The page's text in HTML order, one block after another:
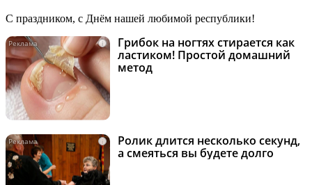
С праздником, с Днём нашей любимой республики!
i
Грибок на ногтях стирается как
ластиком! Простой домашний
метод
i
Ролик длится несколько секунд,
а смеяться вы будете долго